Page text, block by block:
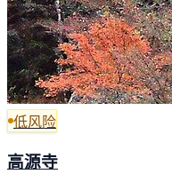
低风险
高源寺